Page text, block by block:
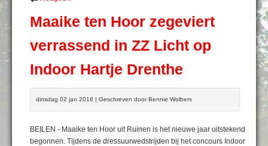
Maaike ten Hoor zegeviert
verrassend in ZZ Licht op
Indoor Hartje Drenthe
dinsdag 02 jan 2018 | Geschreven door Bennie Wolbers
BEILEN - Maaike ten Hoor uit Ruinen is het nieuwe jaar uitstekend
begonnen. Tijdens de dressuurwedstrijden bij het concours Indoor